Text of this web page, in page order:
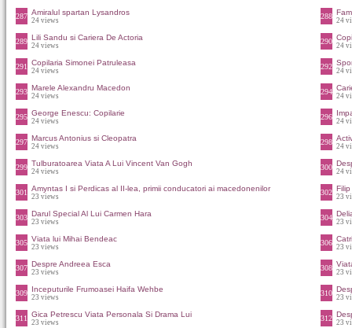
287 Amiralul spartan Lysandros
24 views 288 24
289 Lili Sandu si Cariera De Actoria
24 views 290 24
291 Copilaria Simonei Patruleasa
24 views 292 24
293 Marele Alexandru Macedon
24 views 294 24
295 George Enescu: Copilarie
24 views 296 24
297 Marcus Antonius si Cleopatra
24 views 298 24
299 Tulburatoarea Viata A Lui Vincent Van Gogh
24 views 300 24
301 Amyntas I si Perdicas al II-lea, primii conducatori ai macedonenilor
23 views 302 23
303 Darul Special Al Lui Carmen Hara
23 views 304 23
305 Viata lui Mihai Bendeac
23 views 306 23
307 Despre Andreea Esca
23 views 308 23
309 Inceputurile Frumoasei Haifa Wehbe
23 views 310 23
311 Gica Petrescu Viata Personala Si Drama Lui
23 views 312 23